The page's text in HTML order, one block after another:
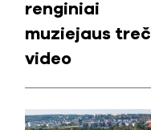
renginiai
muziejaus
video